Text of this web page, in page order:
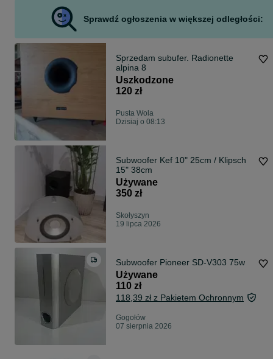
Sprawdź ogłoszenia w większej odległości:
Sprzedam subufer. Radionette
alpina 8
Uszkodzone
120 zł
Pusta Wola
Dzisiaj o 08:13
Subwoofer Kef 10" 25cm / Klipsch
15" 38cm
Używane
350 zł
Skołyszyn
19 lipca 2026
Subwoofer Pioneer SD-V303 75w
Używane
110 zł
118,39 zł z Pakietem Ochronnym
Gogołów
07 sierpnia 2026